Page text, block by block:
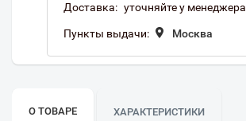
Доставка: уточняйте у менеджера
Пункты выдачи: Москва
О ТОВАРЕ ХАРАКТЕРИСТИКИ